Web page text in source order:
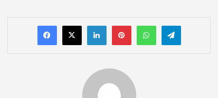
LinkedInPinterestWhatsAppTelegram